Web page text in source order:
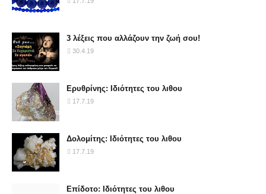
3 λέξεις που αλλάζουν την ζωή σου!
30.4.19
Ερυθρίνης: Ιδιότητες του λιθου
17.7.19
Δολομίτης: Ιδιότητες του λιθου
17.7.19
Επίδοτο: Ιδιότητες του λιθου